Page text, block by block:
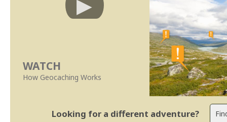
WATCH
How Geocaching Works
Looking for a different adventure?